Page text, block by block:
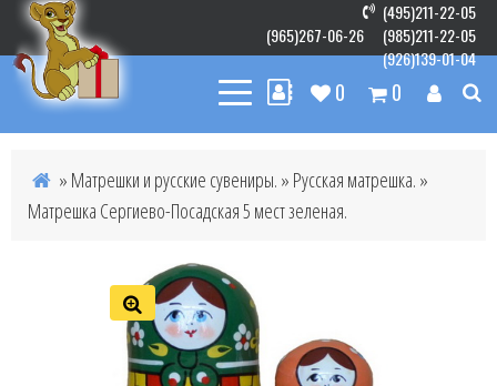
(495)211-22-05
(965)267-06-26
(985)211-22-05
(926)139-01-04
0 0
» Матрешки и русские сувениры. » Русская матрешка. »
Матрешка Сергиево-Посадская 5 мест зеленая.